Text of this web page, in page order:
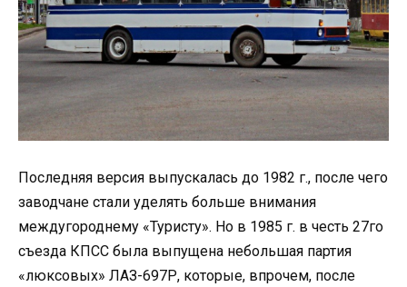
Последняя версия выпускалась до 1982 г., после чего
заводчане стали уделять больше внимания
междугороднему «Туристу». Но в 1985 г. в честь 27го
съезда КПСС была выпущена небольшая партия
«люксовых» ЛАЗ-697Р, которые, впрочем, после